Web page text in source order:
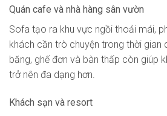
Quán cafe và nhà hàng sân vườn
Sofa tạo ra khu vực ngồi thoải mái,
khách cần trò chuyện trong thời gian
băng, ghế đơn và bàn thấp còn giúp
trở nên đa dạng hơn.
Khách sạn và resort